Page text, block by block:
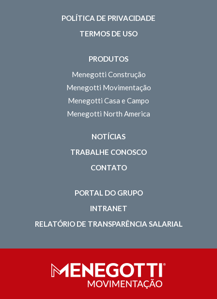
POLÍTICA DE PRIVACIDADE
TERMOS DE USO
PRODUTOS
Menegotti Construção
Menegotti Movimentação
Menegotti Casa e Campo
Menegotti North America
NOTÍCIAS
TRABALHE CONOSCO
CONTATO
PORTAL DO GRUPO
INTRANET
RELATÓRIO DE TRANSPARÊNCIA SALARIAL